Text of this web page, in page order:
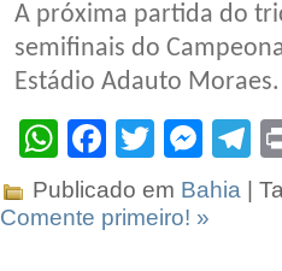
A próxima partida do
semifinais do
Estádio Adauto Moraes.
WhatsApp
Facebook
Twitter
Publicado em Bahia |
Comente primeiro! »